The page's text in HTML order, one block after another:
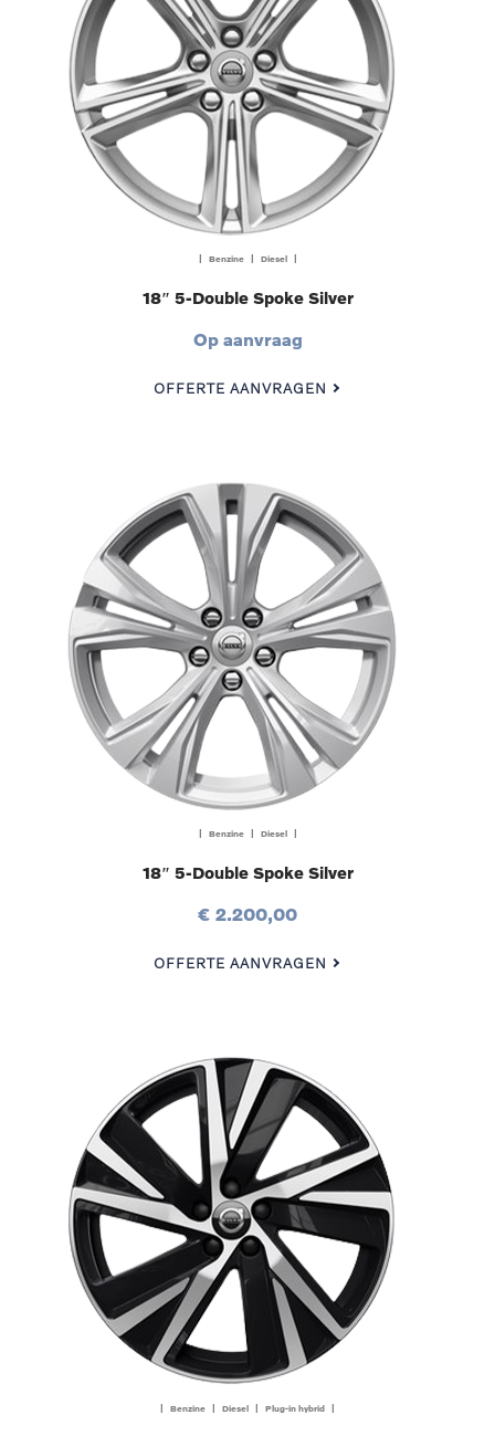
| Benzine | Diesel |
18″ 5-Double Spoke Silver
Op aanvraag
OFFERTE AANVRAGEN
| Benzine | Diesel |
18″ 5-Double Spoke Silver
€ 2.200,00
OFFERTE AANVRAGEN
| Benzine | Diesel | Plug-in hybrid |